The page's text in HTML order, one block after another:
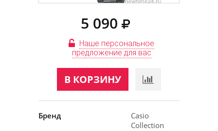
5 090
Наше персональное
предложение для вас
В КОРЗИНУ
Бренд
Casio
Collection